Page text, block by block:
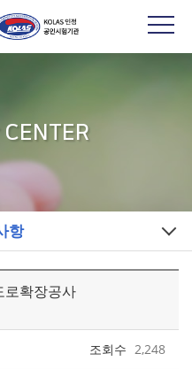
항
로확장공사
조회수 2,248